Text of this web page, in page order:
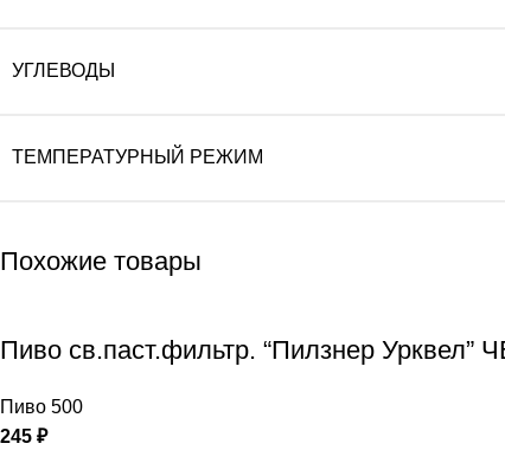
УГЛЕВОДЫ
ТЕМПЕРАТУРНЫЙ РЕЖИМ
Похожие товары
Пиво св.паст.фильтр. “Пилзнер Урквел”
Пиво 500
245 ₽